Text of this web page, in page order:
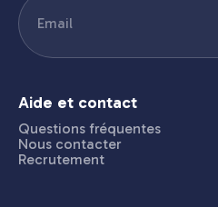
E-
mail (Nécessaire)
Aide et contact
Questions fréquentes
Nous contacter
Recrutement